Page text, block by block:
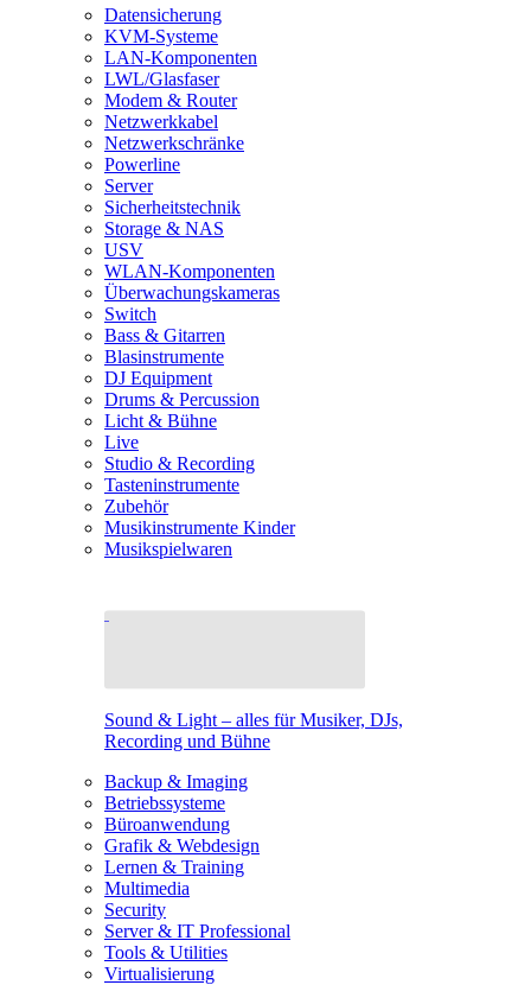
Datensicherung
KVM-Systeme
LAN-Komponenten
LWL/Glasfaser
Modem & Router
Netzwerkkabel
Netzwerkschränke
Powerline
Server
Sicherheitstechnik
Storage & NAS
USV
WLAN-Komponenten
Überwachungskameras
Switch
Bass & Gitarren
Blasinstrumente
DJ Equipment
Drums & Percussion
Licht & Bühne
Live
Studio & Recording
Tasteninstrumente
Zubehör
Musikinstrumente Kinder
Musikspielwaren
Sound & Light – alles für Musiker, DJs,
Recording und Bühne
Backup & Imaging
Betriebssysteme
Büroanwendung
Grafik & Webdesign
Lernen & Training
Multimedia
Security
Server & IT Professional
Tools & Utilities
Virtualisierung